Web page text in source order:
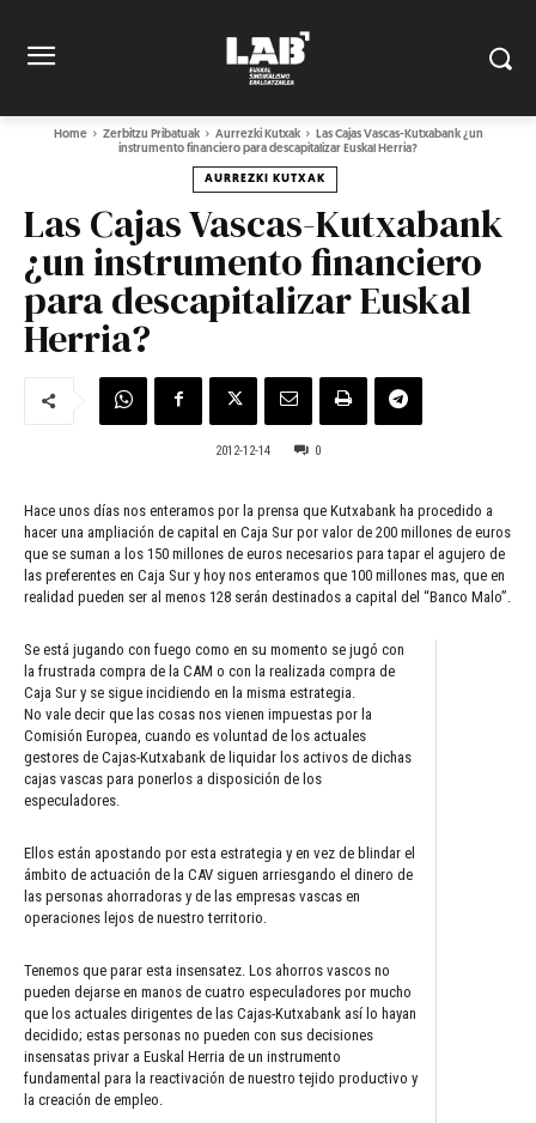
Home Zerbitzu Pribatuak Aurrezki Kutxak
Las Cajas Vascas-Kutxabank ¿un
instrumento financiero para descapitalizar Euskal Herria?
AURREZKI KUTXAK
Las Cajas Vascas-Kutxabank
¿un instrumento financiero
para descapitalizar Euskal
Herria?
2012-12-14 0
Hace unos días nos enteramos por la prensa que Kutxabank ha procedido a
hacer una ampliación de capital en Caja Sur por valor de 200 millones de euros
que se suman a los 150 millones de euros necesarios para tapar el agujero de
las preferentes en Caja Sur y hoy nos enteramos que 100 millones mas, que en
realidad pueden ser al menos 128 serán destinados a capital del “Banco Malo”.
Se está jugando con fuego como en su momento se jugó con
la frustrada compra de la CAM o con la realizada compra de
Caja Sur y se sigue incidiendo en la misma estrategia.
No vale decir que las cosas nos vienen impuestas por la
Comisión Europea, cuando es voluntad de los actuales
gestores de Cajas-Kutxabank de liquidar los activos de dichas
cajas vascas para ponerlos a disposición de los
especuladores.
Ellos están apostando por esta estrategia y en vez de blindar el
ámbito de actuación de la CAV siguen arriesgando el dinero de
las personas ahorradoras y de las empresas vascas en
operaciones lejos de nuestro territorio.
Tenemos que parar esta insensatez. Los ahorros vascos no
pueden dejarse en manos de cuatro especuladores por mucho
que los actuales dirigentes de las Cajas-Kutxabank así lo hayan
decidido; estas personas no pueden con sus decisiones
insensatas privar a Euskal Herria de un instrumento
fundamental para la reactivación de nuestro tejido productivo y
la creación de empleo.